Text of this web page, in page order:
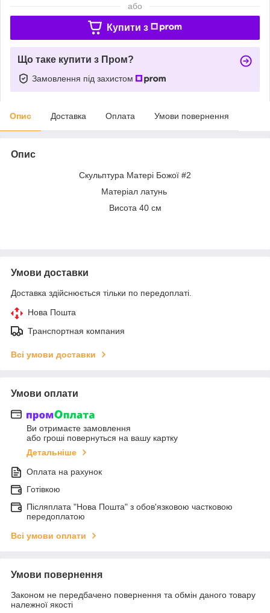
або
Купити з
Що таке купити з Пром?
Замовлення під захистом
Опис Доставка Оплата Умови повернення
Опис
Скульптура Матері Божої #2
Матеріал латунь
Висота 40 см
Умови доставки
Доставка здійснюється тільки по передоплаті.
Нова Пошта
Транспортная компания
Всі умови доставки
Умови оплати
Ви отримаєте замовлення
або гроші повернуться на вашу картку
Детальніше
Оплата на рахунок
Готівкою
Післяплата "Нова Пошта" з обов'язковою частковою
передоплатою
Всі умови оплати
Умови повернення
Законом не передбачено повернення та обмін даного товару
належної якості